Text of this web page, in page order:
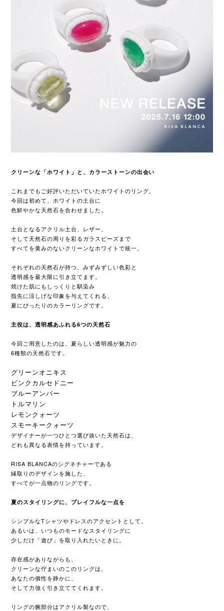
クリーンな「ホワイト」と、カラーストーンの出会い
これまでもご好評いただいていたホワイトのリング。
今回は初めて、ホワイトの土台に
色鮮やかな天然石を合わせました。
土台となるアクリル土台、レザー、
そして天然石の周りを彩るガラスビーズまで
すべてを黄みのないクリーンなホワイトで統一。
それぞれの天然石が持つ、みずみずしい色彩と
透明感を最大限に引き立てます。
焼けた肌にもしっくりと馴染み
指先に涼しげな印象を与えてくれる、
夏にぴったりのカラーリングです。
主役は、透明感あふれる6つの天然石
今回ご用意したのは、夏らしい透明感が魅力の
6種類の天然石です。
グリーンオニキス
ピンクカルセドニー
ブルーアンバー
トルマリン
レモンクォーツ
スモーキークォーツ
デザイナーが一つひとつ選び抜いた天然石は、
どれも異なる表情を持っています。
RISA BLANCAのシグネチャーである
縁取りのデザインを施した、
すべてが一点物のリングです。
夏のスタイリングに、プレイフルな一点を
シンプルなTシャツやドレスのアクセントとして。
あるいは、いつものモードなスタイリングに
少しだけ「遊び」を取り入れたいときに。
存在感がありながらも、
クリーンな佇まいのこのリングは、
あなたの個性を静かに、
そして力強く引き立ててくれます。
リングの腕部分はアクリル製なので、